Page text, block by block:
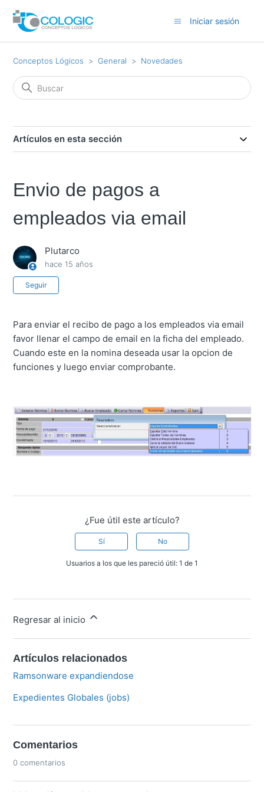
Iniciar sesión
Conceptos Lógicos General Novedades
Artículos en esta sección
Envio de pagos a
empleados via email
Plutarco
hace 15 años
Seguir
Para enviar el recibo de pago a los empleados via email
favor llenar el campo de email en la ficha del empleado.
Cuando este en la nomina deseada usar la opcion de
funciones y luego enviar comprobante.
¿Fue útil este artículo?
Sí No
Usuarios a los que les pareció útil: 1 de 1
Regresar al inicio
Artículos relacionados
Ramsonware expandiendose
Expedientes Globales (jobs)
Comentarios
0 comentarios